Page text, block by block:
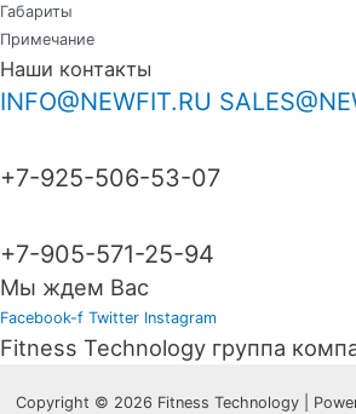
Габариты
Примечание
Наши контакты
INFO@NEWFIT.RU
+7-925-506-53-07
+7-905-571-25-94
Мы ждем Вас
Facebook-f Twitter Instagram
Fitness Technology группа
Copyright © 2026 Fitness Technology |